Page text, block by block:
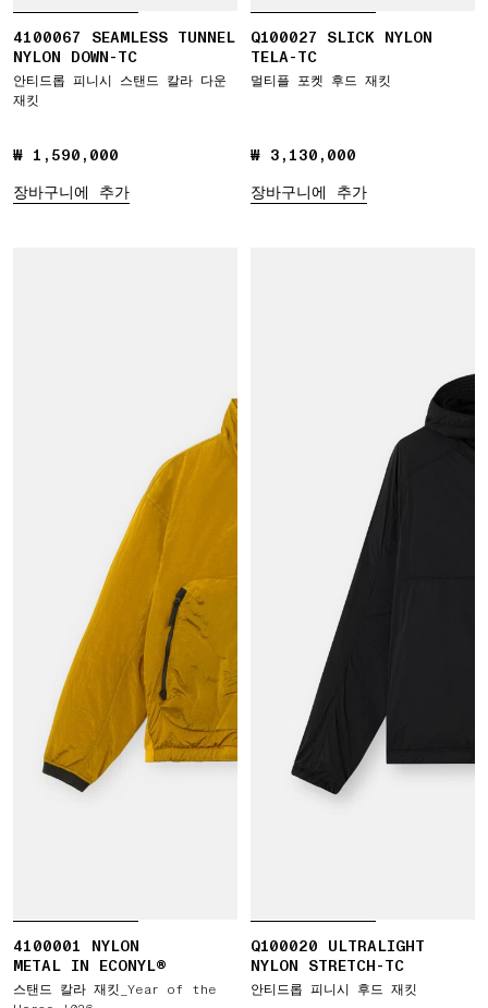
4100067 SEAMLESS TUNNEL
NYLON DOWN-TC
안티드롭 피니시 스탠드 칼라 다운
재킷
₩ 1,590,000
₩ 1,590,000
장바구니에 추가
Q100027 SLICK NYLON
TELA-TC
멀티플 포켓 후드 재킷
₩ 3,130,000
₩ 3,130,000
장바구니에 추가
4100001 NYLON
METAL IN ECONYL®
스탠드 칼라 재킷_Year of the
Q100020 ULTRALIGHT
NYLON STRETCH-TC
안티드롭 피니시 후드 재킷